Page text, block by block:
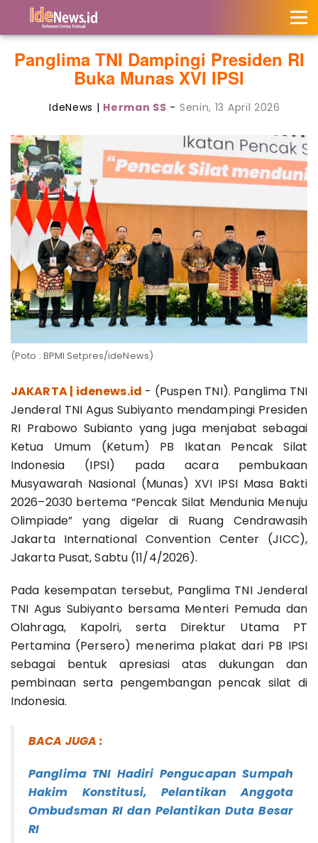
Panglima TNI Dampingi Presiden RI
Buka Munas XVI IPSI
IdeNews | Herman SS - Senin, 13 April 2026
(Poto : BPMI Setpres/ideNews)
JAKARTA | idenews.id - (Puspen TNI). Panglima TNI
Jenderal TNI Agus Subiyanto mendampingi Presiden
RI Prabowo Subianto yang juga menjabat sebagai
Ketua Umum (Ketum) PB Ikatan Pencak Silat
Indonesia (IPSI) pada acara pembukaan
Musyawarah Nasional (Munas) XVI IPSI Masa Bakti
2026–2030 bertema “Pencak Silat Mendunia Menuju
Olimpiade” yang digelar di Ruang Cendrawasih
Jakarta International Convention Center (JICC),
Jakarta Pusat, Sabtu (11/4/2026).
Pada kesempatan tersebut, Panglima TNI Jenderal
TNI Agus Subiyanto bersama Menteri Pemuda dan
Olahraga, Kapolri, serta Direktur Utama PT
Pertamina (Persero) menerima plakat dari PB IPSI
sebagai bentuk apresiasi atas dukungan dan
pembinaan serta pengembangan pencak silat di
Indonesia.
BACA JUGA :
Panglima TNI Hadiri Pengucapan Sumpah
Hakim Konstitusi, Pelantikan Anggota
Ombudsman RI dan Pelantikan Duta Besar
RI